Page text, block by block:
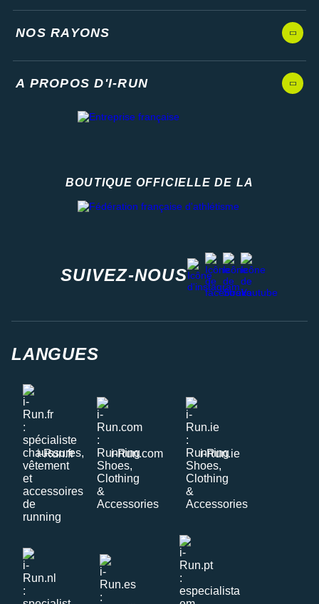
NOS RAYONS
A PROPOS D'I-RUN
BOUTIQUE OFFICIELLE DE LA
SUIVEZ-NOUS
instagram
facebook
stravayoutube
LANGUES
i-Run.fr i-Run.com i-Run.ie